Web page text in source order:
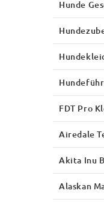
Hunde
FDT Pro
Airedale
Akita Inu
Alaskan